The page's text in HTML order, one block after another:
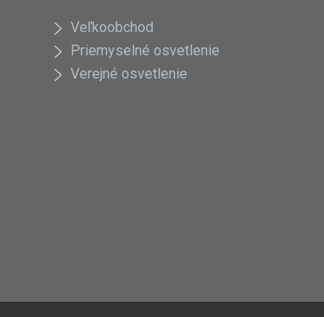
Veľkoobchod
Priemyselné osvetlenie
Verejné osvetlenie